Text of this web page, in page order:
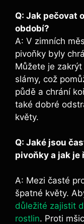
Q:​ Jak pečovat
období?
A: ​V zimních
pivoňky byly
Můžete je⁣
slámy, což
půdě a chrání
také ⁤dobré
květy.
Q: Jaké jsou
pivoňky a‌ jak je
A: Mezi časté
špatné květy.
důležité zajistit
rostlin. Proti